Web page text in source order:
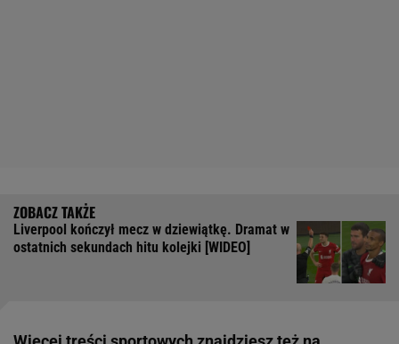
Liverpool kończył mecz w dziewiątkę. Dramat w
ostatnich sekundach hitu kolejki [WIDEO]